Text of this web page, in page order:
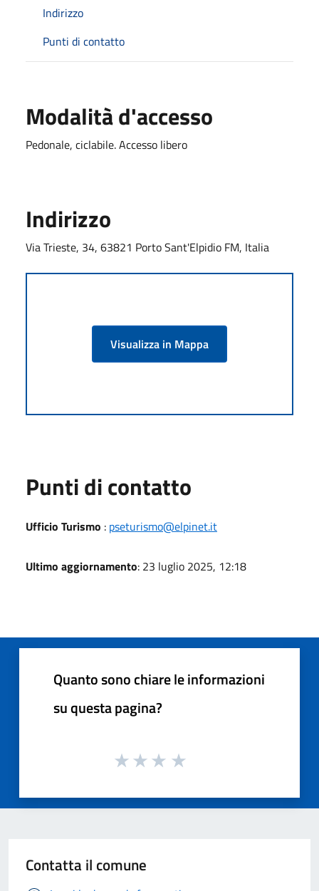
Indirizzo
Punti di contatto
Modalità d'accesso
Pedonale, ciclabile. Accesso libero
Indirizzo
Via Trieste, 34, 63821 Porto Sant'Elpidio FM, Italia
Visualizza in Mappa
Punti di contatto
Ufficio Turismo : pseturismo@elpinet.it
Ultimo aggiornamento: 23 luglio 2025, 12:18
Quanto sono chiare le informazioni
su questa pagina?
Contatta il comune